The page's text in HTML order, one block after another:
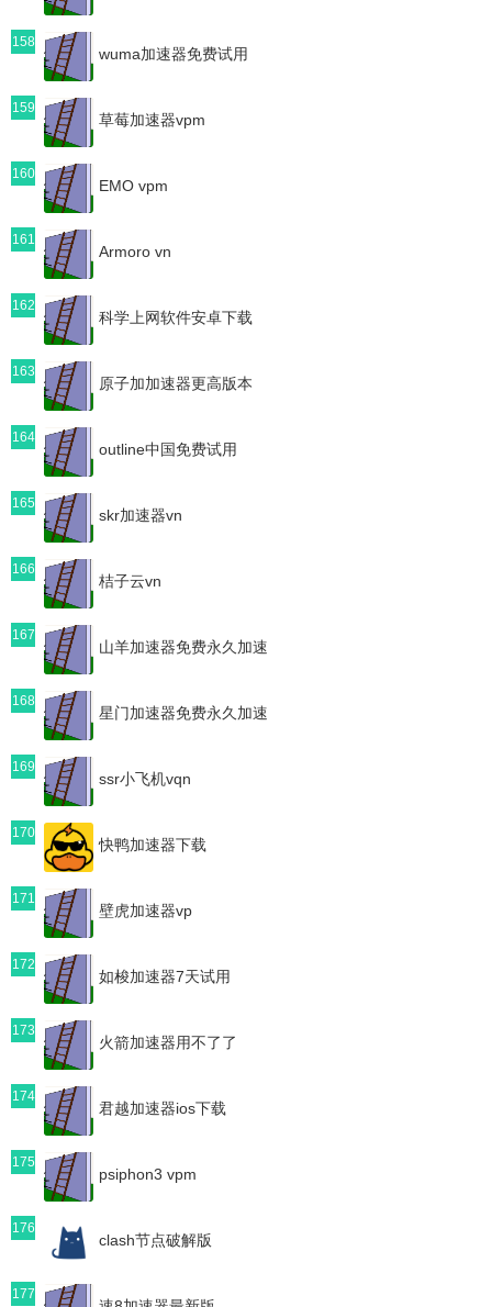
158
wuma加速器免费试用
159
草莓加速器vpm
160
EMO vpm
161
Armoro vn
162
科学上网软件安卓下载
163
原子加加速器更高版本
164
outline中国免费试用
165
skr加速器vn
166
桔子云vn
167
山羊加速器免费永久加速
168
星门加速器免费永久加速
169
ssr小飞机vqn
170
快鸭加速器下载
171
壁虎加速器vp
172
如梭加速器7天试用
173
火箭加速器用不了了
174
君越加速器ios下载
175
psiphon3 vpm
176
clash节点破解版
177